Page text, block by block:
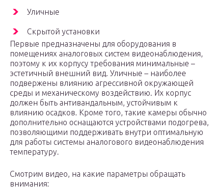
Уличные
Скрытой установки
Первые предназначены для оборудования в
помещениях аналоговых систем видеонаблюдения,
поэтому к их корпусу требования минимальные –
эстетичный внешний вид. Уличные – наиболее
подвержены влиянию агрессивной окружающей
среды и механическому воздействию. Их корпус
должен быть антивандальным, устойчивым к
влиянию осадков. Кроме того, такие камеры обычно
дополнительно оснащаются устройствами подогрева,
позволяющими поддерживать внутри оптимальную
для работы системы аналогового видеонаблюдения
температуру.
Смотрим видео, на какие параметры обращать
внимания: